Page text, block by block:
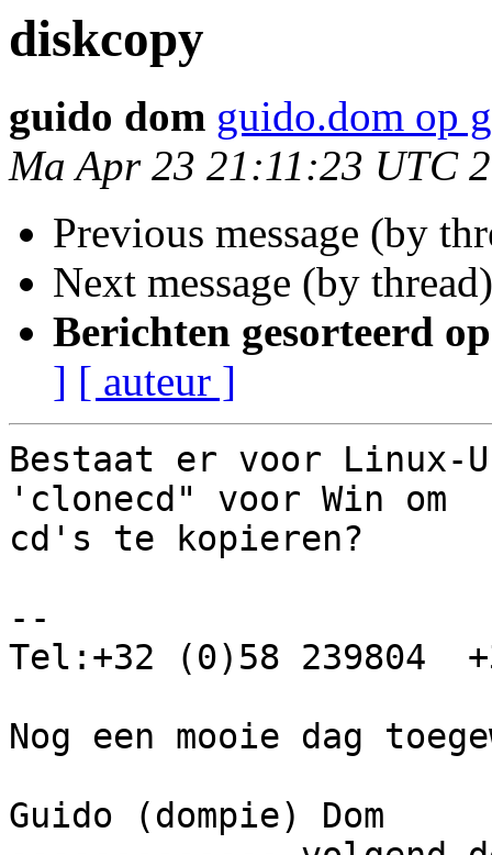
diskcopy
guido dom guido.dom op
Ma Apr 23 21:11:23 UTC
Previous message (by
Next message (by
Berichten gesorteerd
] [ auteur ]
Bestaat er voor Linux-
'clonecd" voor Win om
cd's te kopieren?
--
Tel:+32 (0)58 239804
Nog een mooie dag
Guido (dompie) Dom